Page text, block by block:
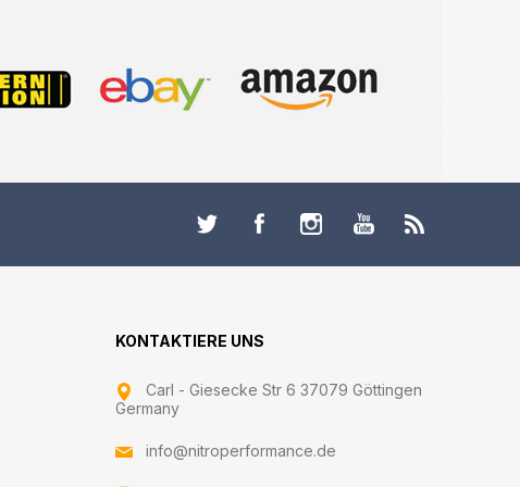
KONTAKTIERE UNS
Carl - Giesecke Str 6 37079 Göttingen
Germany
info@nitroperformance.de